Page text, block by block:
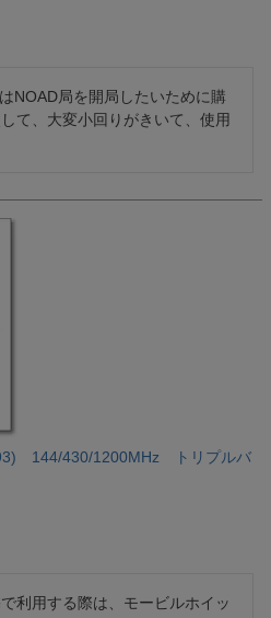
NOAD局を開局したいために購
て、大変小回りがきいて、使用
144/430/1200MHz トリプルバ
利用する際は、モービルホイッ